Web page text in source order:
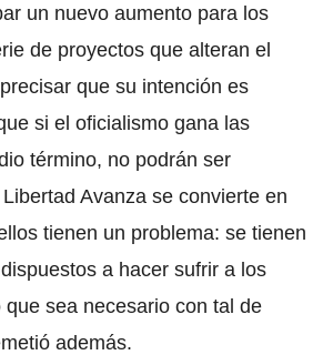
un nuevo aumento para los
de proyectos que alteran el
que su intención es
si el oficialismo gana las
término, no podrán ser
Avanza se convierte en
tienen un problema: se tienen
a hacer sufrir a los
sea necesario con tal de
además.